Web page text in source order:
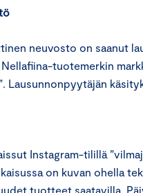
neuvosto on saanut
tuotemerkin
Lausunnonpyytäjän
Instagram-tilillä
on kuvan ohella
tuotteet saatavilla.